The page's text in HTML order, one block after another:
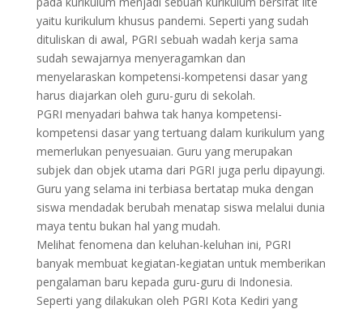
yaitu kurikulum khusus pandemi. Seperti yang sudah
dituliskan di awal, PGRI sebuah wadah kerja sama
sudah sewajarnya menyeragamkan dan
menyelaraskan kompetensi-kompetensi dasar yang
harus diajarkan oleh guru-guru di sekolah.
PGRI menyadari bahwa tak hanya kompetensi-
kompetensi dasar yang tertuang dalam kurikulum yang
memerlukan penyesuaian. Guru yang merupakan
subjek dan objek utama dari PGRI juga perlu dipayungi.
Guru yang selama ini terbiasa bertatap muka dengan
siswa mendadak berubah menatap siswa melalui dunia
maya tentu bukan hal yang mudah.
Melihat fenomena dan keluhan-keluhan ini, PGRI
banyak membuat kegiatan-kegiatan untuk memberikan
pengalaman baru kepada guru-guru di Indonesia.
Seperti yang dilakukan oleh PGRI Kota Kediri yang